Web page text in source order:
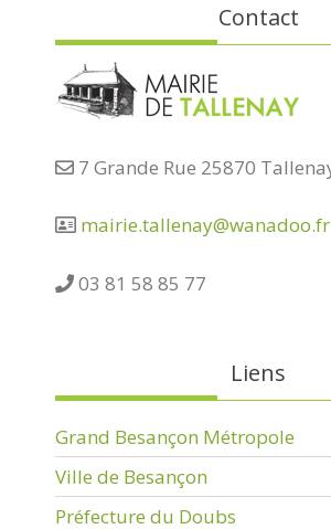
Contact
7 Grande Rue 25870
mairie.tallenay@wanadoo.fr
03 81 58 85 77
Liens
Grand Besançon Métropole
Ville de Besançon
Préfecture du Doubs